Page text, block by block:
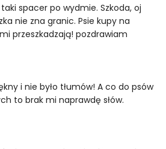
spacer po wydmie. Szkoda, oj
nie zna granic. Psie kupy na
przeszkadzają! pozdrawiam
i nie było tłumów! A co do psów
to brak mi naprawdę słów.